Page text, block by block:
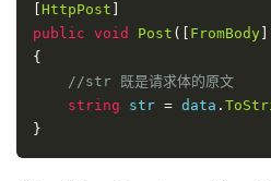
HttpPost
public void Post ([ FromBody
{
//str 既是请求体的原文
string str = data .
}